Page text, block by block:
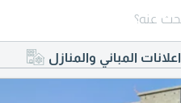
اعلانات المباني والمنازل